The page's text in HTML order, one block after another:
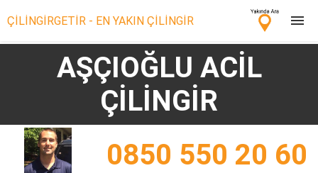
ÇİLİNGİRGETİR - EN YAKIN ÇİLİNGİR
Çilingir Ara
Çilingir misin? Bize Katıl!
AŞÇIOĞLU ACİL
ÇİLİNGİR
0850 550 20 60